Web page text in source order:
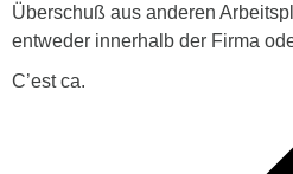
Überschuß aus anderen
entweder innerhalb der Firma
C’est ca.